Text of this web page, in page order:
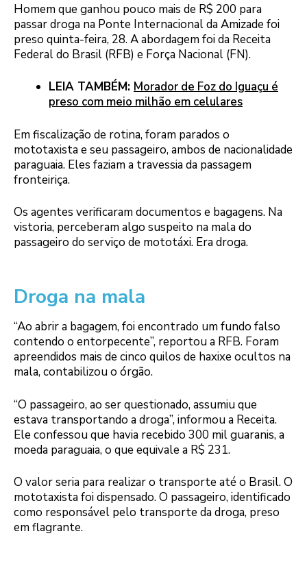
Homem que ganhou pouco mais de R$ 200 para
passar droga na Ponte Internacional da Amizade foi
preso quinta-feira, 28. A abordagem foi da Receita
Federal do Brasil (RFB) e Força Nacional (FN).
LEIA TAMBÉM: Morador de Foz do Iguaçu é
preso com meio milhão em celulares
Em fiscalização de rotina, foram parados o
mototaxista e seu passageiro, ambos de nacionalidade
paraguaia. Eles faziam a travessia da passagem
fronteiriça.
Os agentes verificaram documentos e bagagens. Na
vistoria, perceberam algo suspeito na mala do
passageiro do serviço de mototáxi. Era droga.
Droga na mala
“Ao abrir a bagagem, foi encontrado um fundo falso
contendo o entorpecente”, reportou a RFB. Foram
apreendidos mais de cinco quilos de haxixe ocultos na
mala, contabilizou o órgão.
“O passageiro, ao ser questionado, assumiu que
estava transportando a droga”, informou a Receita.
Ele confessou que havia recebido 300 mil guaranis, a
moeda paraguaia, o que equivale a R$ 231.
O valor seria para realizar o transporte até o Brasil. O
mototaxista foi dispensado. O passageiro, identificado
como responsável pelo transporte da droga, preso
em flagrante.